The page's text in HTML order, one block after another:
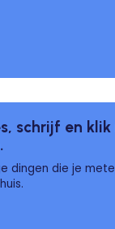
schrijf en
dingen die je